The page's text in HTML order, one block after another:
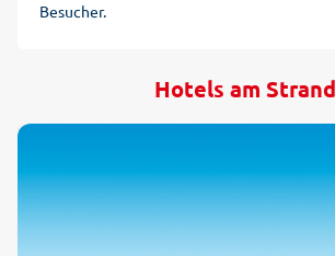
Besucher.
Hotels am Strand